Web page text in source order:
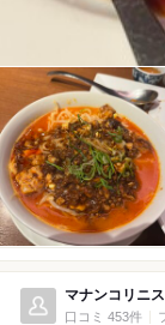
マナンコリニ
口コミ 453件